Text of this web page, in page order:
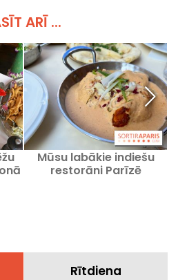
ARĪ ...
Mūsu labākie indiešu
restorāni Parīzē
Rītdiena